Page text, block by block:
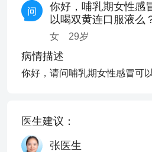
你好，哺乳期女性感
以喝双黄连口服液么
女 29岁
病情描述
你好，请问哺乳期女性感冒可
医生建议：
张医生